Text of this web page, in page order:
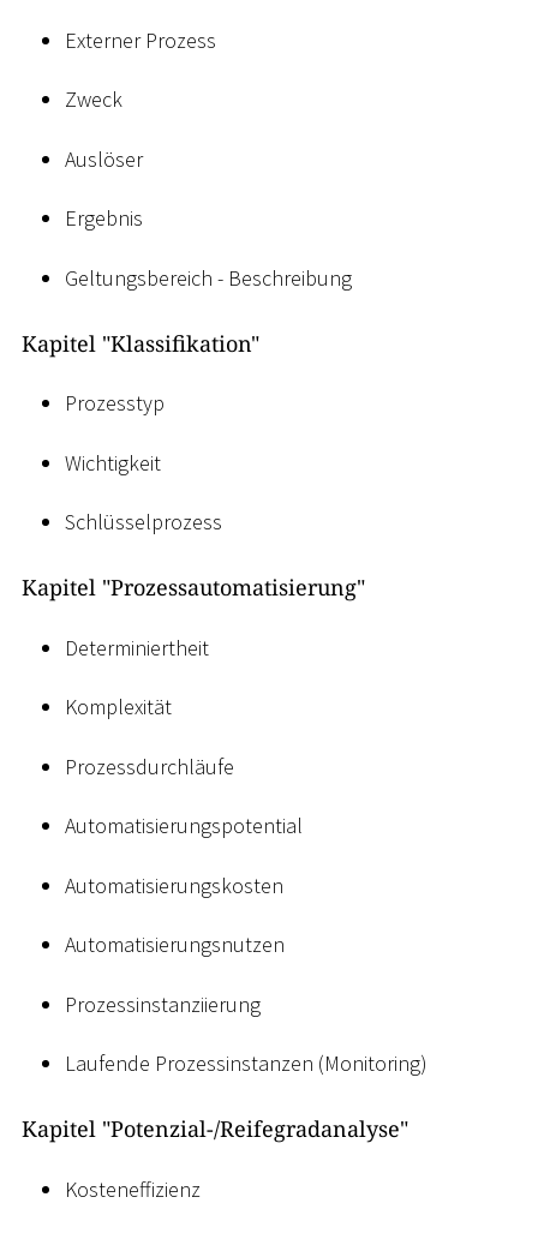
Externer Prozess
Zweck
Auslöser
Ergebnis
Geltungsbereich - Beschreibung
Kapitel "Klassifikation"
Prozesstyp
Wichtigkeit
Schlüsselprozess
Kapitel "Prozessautomatisierung"
Determiniertheit
Komplexität
Prozessdurchläufe
Automatisierungspotential
Automatisierungskosten
Automatisierungsnutzen
Prozessinstanziierung
Laufende Prozessinstanzen (Monitoring)
Kapitel "Potenzial-/Reifegradanalyse"
Kosteneffizienz